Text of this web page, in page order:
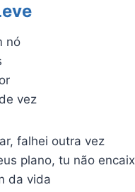
nó
vez
falhei outra vez
plano, tu não
da vida